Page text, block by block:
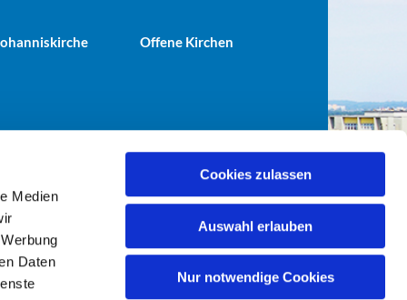
Medien
Daten
Cookies zulassen
Auswahl erlauben
Nur notwendige Cookies
Offene Kirchen
gemeinde-tiergarten.de